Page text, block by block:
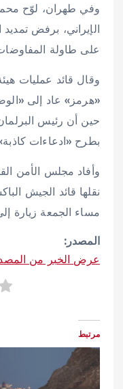
وفي طهران، لوّح
الإيراني، برفض تمديد
على طاولة
وقال قائد عمليات
«هرمز» عاد إلى
حين أن رئيس
بطرح «ادعاءات
وأفاد مجلس الأمن
نقلها قائد الجيش
مساء الجمعة زيارة
المصدر:
عرض الخبر من
مرتبط